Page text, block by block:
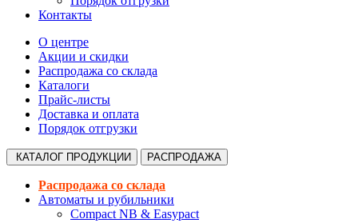
Контакты
О центре
Акции и скидки
Распродажа со склада
Каталоги
Прайс-листы
Доставка и оплата
Порядок отгрузки
КАТАЛОГ ПРОДУКЦИИ РАСПРОДАЖА
Распродажа со склада
Автоматы и рубильники
Compact NB & Easypact